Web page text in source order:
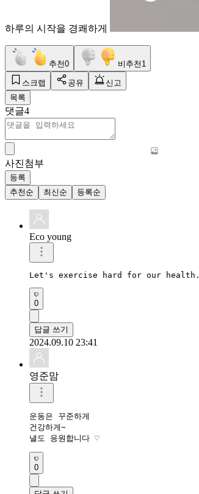
하루의 시작을 경쾌하게
추천0 비추천 1
스크랩 공유
신고
목록
댓글4
사진첨부
등록
추천순
최신순 등록순
Eco young
Let's exercise hard for our health.
0
답글 쓰기
2024.09.10 23:41
영준맘
운동은 꾸준하게
건강하게~
낼도 응원합니다 ♡
0